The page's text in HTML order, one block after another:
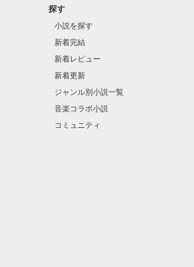
探す
小説を探す
新着完結
新着レビュー
新着更新
ジャンル別小説一覧
音楽コラボ小説
コミュニティ